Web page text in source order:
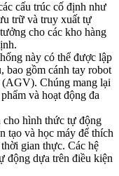
cấu trúc cố định như
trữ và truy xuất tự
cho các kho hàng
này có thể được lập
bao gồm cánh tay robot
(AGV). Chúng mang lại
và hoạt động đa
hình thức tự động
tạo và học máy để thích
gian thực. Các hệ
động dựa trên điều kiện